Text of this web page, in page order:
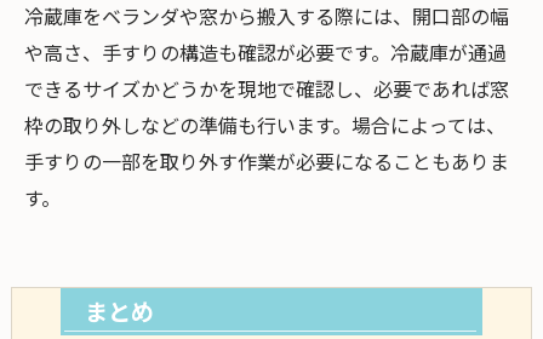
冷蔵庫をベランダや窓から搬入する際には、開口部の幅
や高さ、手すりの構造も確認が必要です。冷蔵庫が通過
できるサイズかどうかを現地で確認し、必要であれば窓
枠の取り外しなどの準備も行います。場合によっては、
手すりの一部を取り外す作業が必要になることもありま
す。
まとめ